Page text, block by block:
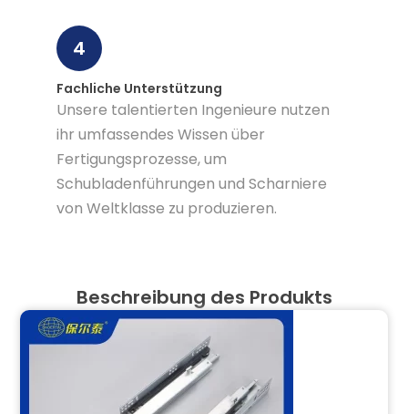
4
Fachliche Unterstützung
Unsere talentierten Ingenieure nutzen
ihr umfassendes Wissen über
Fertigungsprozesse, um
Schubladenführungen und Scharniere
von Weltklasse zu produzieren.
Beschreibung des Produkts